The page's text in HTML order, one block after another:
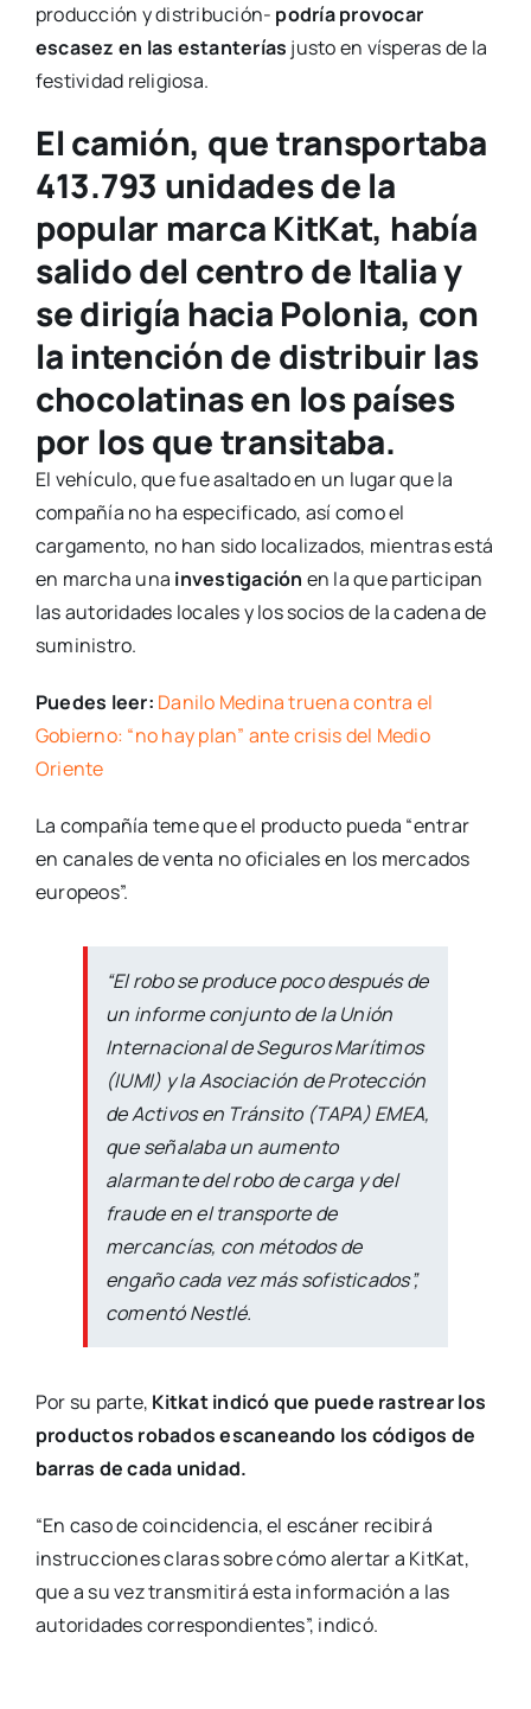
producción y distribución- podría provocar
escasez en las estanterías justo en vísperas de la
festividad religiosa.
El camión, que transportaba
413.793 unidades de la
popular marca KitKat, había
salido del centro de Italia y
se dirigía hacia Polonia, con
la intención de distribuir las
chocolatinas en los países
por los que transitaba.
El vehículo, que fue asaltado en un lugar que la
compañía no ha especificado, así como el
cargamento, no han sido localizados, mientras está
en marcha una investigación en la que participan
las autoridades locales y los socios de la cadena de
suministro.
Puedes leer: Danilo Medina truena contra el
Gobierno: “no hay plan” ante crisis del Medio
Oriente
La compañía teme que el producto pueda “entrar
en canales de venta no oficiales en los mercados
europeos”.
“El robo se produce poco después de
un informe conjunto de la Unión
Internacional de Seguros Marítimos
(IUMI) y la Asociación de Protección
de Activos en Tránsito (TAPA) EMEA,
que señalaba un aumento
alarmante del robo de carga y del
fraude en el transporte de
mercancías, con métodos de
engaño cada vez más sofisticados”,
comentó Nestlé.
Por su parte, Kitkat indicó que puede rastrear los
productos robados escaneando los códigos de
barras de cada unidad.
“En caso de coincidencia, el escáner recibirá
instrucciones claras sobre cómo alertar a KitKat,
que a su vez transmitirá esta información a las
autoridades correspondientes”, indicó.